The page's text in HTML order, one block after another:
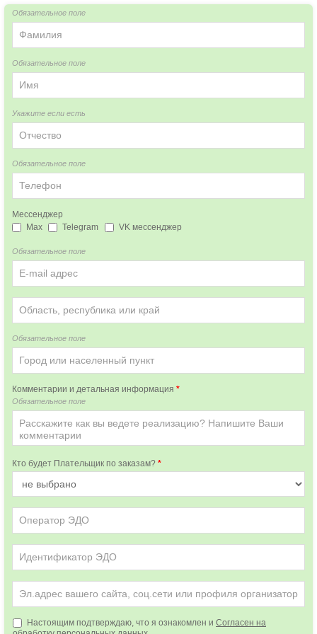
Обязательное поле
Обязательное поле
Укажите если есть
Обязательное поле
Мессенджер
Max
Telegram VK мессенджер
Обязательное поле
Обязательное поле
Комментарии и детальная информация *
Обязательное поле
Кто будет Плательщик по заказам? *
Настоящим подтверждаю, что я ознакомлен и Согласен на